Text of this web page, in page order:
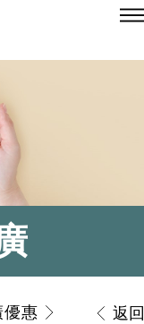
本院在暴雨或颱風警告信號 (包括黑色暴雨及8號或以上熱帶氣旋警告信號) 下，仍會維持有限度服務。如有查詢，可致電2711 5222。
播道醫院手機App已推出查閱病歷記錄及求診資料功能，請即下載
優惠 返回